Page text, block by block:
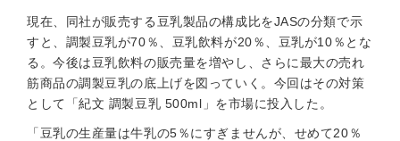
現在、同社が販売する豆乳製品の構成比をJASの分類で示
すと、調製豆乳が70％、豆乳飲料が20％、豆乳が10％とな
る。今後は豆乳飲料の販売量を増やし、さらに最大の売れ
筋商品の調製豆乳の底上げを図っていく。今回はその対策
として「紀文 調製豆乳 500ml」を市場に投入した。
「豆乳の生産量は牛乳の5％にすぎませんが、せめて20％